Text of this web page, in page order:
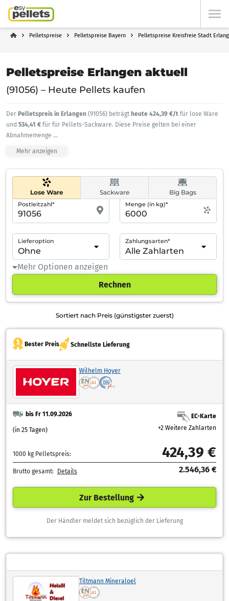
Pelletspreise Pelletspreise Bayern Pelletspreise Kreisfreie Stadt
Pelletspreise Erlangen aktuell
(91056) – Heute Pellets kaufen
Der Pelletspreis in Erlangen (91056) beträgt heute 424,39 €/t für lose Ware
und 534,41 € für für Pellets-Sackware. Diese Preise gelten bei einer
Abnahmemenge ...
Mehr anzeigen
Lose Ware Sackware Big Bags
Postleitzahl* Menge (in kg)*
Lieferoption Zahlungsarten*
Mehr Optionen anzeigen
Rechnen
Sortiert nach Preis (günstigster zuerst)
Bester Preis Schnellste Lieferung
Wilhelm Hoyer
bis Fr 11.09.2026
(in 25 Tagen)
EC-Karte
+2 Weitere Zahlarten
1000 kg Pelletspreis: 424,39 €
Brutto gesamt: Details 2.546,36 €
Zur Bestellung
Der Händler meldet sich bezüglich der Lieferung
Tiltmann Mineraloel